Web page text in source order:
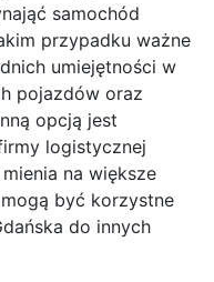
samochód
przypadku ważne
umiejętności w
pojazdów oraz
opcją jest
logistycznej
na większe
mogą być korzystne
do innych